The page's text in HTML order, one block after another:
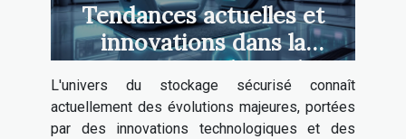
Tendances actuelles et
innovations dans la
construction de garde-
meubles sécurisés
L'univers du stockage sécurisé connaît
actuellement des évolutions majeures, portées
par des innovations technologiques et des